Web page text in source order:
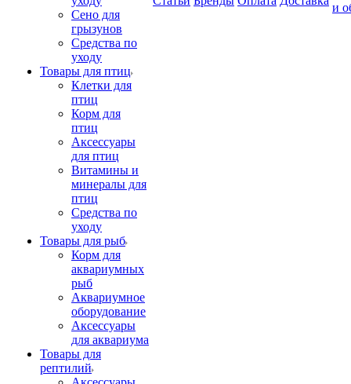
Сено для
грызунов
Средства по
уходу
Товары для птиц
Клетки для
птиц
Корм для
птиц
Аксессуары
для птиц
Витамины и
минералы для
птиц
Средства по
уходу
Товары для рыб
Корм для
аквариумных
рыб
Аквариумное
оборудование
Аксессуары
для аквариума
Товары для
рептилий
и